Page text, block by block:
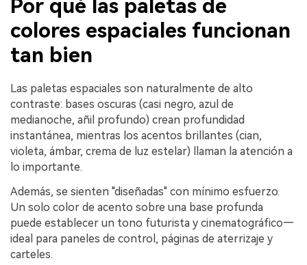
Por qué las paletas de
colores espaciales funcionan
tan bien
Las paletas espaciales son naturalmente de alto
contraste: bases oscuras (casi negro, azul de
medianoche, añil profundo) crean profundidad
instantánea, mientras los acentos brillantes (cian,
violeta, ámbar, crema de luz estelar) llaman la atención a
lo importante.
Además, se sienten "diseñadas" con mínimo esfuerzo.
Un solo color de acento sobre una base profunda
puede establecer un tono futurista y cinematográfico—
ideal para paneles de control, páginas de aterrizaje y
carteles.